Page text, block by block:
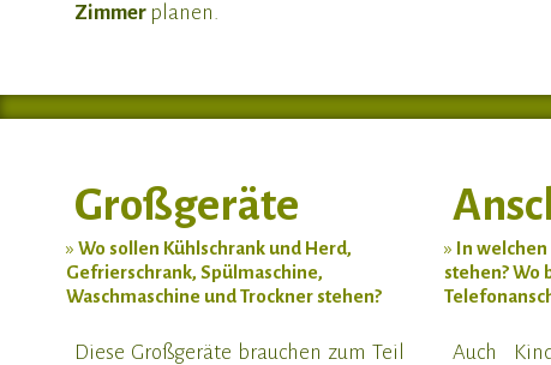
Zimmer planen.
Großgeräte
» Wo sollen Kühlschrank und Herd,
Gefrierschrank, Spülmaschine,
Waschmaschine und Trockner stehen?
Diese Großgeräte brauchen zum Teil
» In welchen
stehen? Wo
Auch